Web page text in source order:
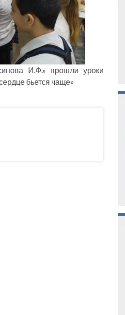
И.Ф.» прошли уроки
бьется чаще»